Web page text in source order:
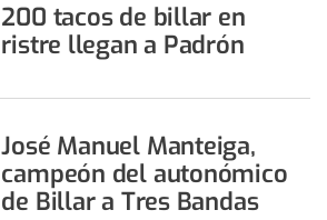
200 tacos de billar en
ristre llegan a Padrón
José Manuel Manteiga,
campeón del autonómico
de Billar a Tres Bandas